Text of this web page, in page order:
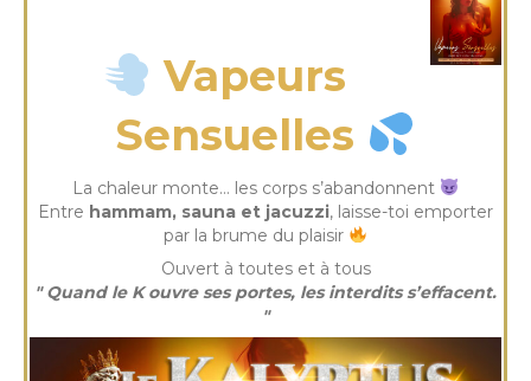
Vapeurs
Sensuelles
La chaleur monte… les corps s’abandonnent
Entre hammam, sauna et jacuzzi, laisse-toi emporter
par la brume du plaisir
Ouvert à toutes et à tous
" Quand le K ouvre ses portes, les interdits s’effacent.
"